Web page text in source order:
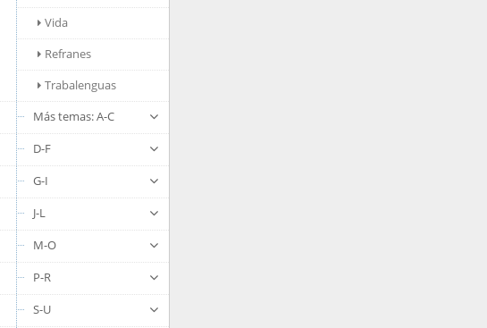
Vida
Refranes
Trabalenguas
Más temas: A-C
D-F
G-I
J-L
M-O
P-R
S-U